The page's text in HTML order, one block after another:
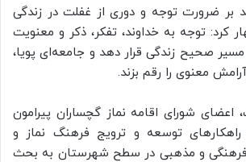
بر ضرورت توجه و دوری از غفلت در زندگی
کرد: توجه به خداوند، تفکر، ذکر و معنویت
مسیر صحیح زندگی قرار دهد و جامعه‌ای پویا،
معنوی را رقم بزند.
اعضای شورای اقامه نماز گچساران پیرامون
راهکارهای توسعه و ترویج فرهنگ نماز و
فرهنگی و مذهبی در سطح شهرستان به بحث